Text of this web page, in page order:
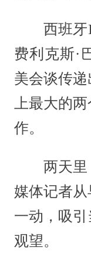
西班牙IE
费利克斯·
美会谈传
上最大的
作。
两天里，
媒体记者
一动，吸
观望。